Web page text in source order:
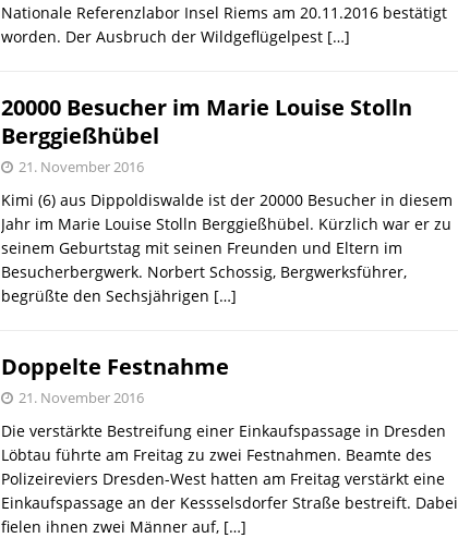
Nationale Referenzlabor Insel Riems am 20.11.2016 bestätigt
worden. Der Ausbruch der Wildgeflügelpest […]
20000 Besucher im Marie Louise Stolln
Berggießhübel
21. November 2016
Kimi (6) aus Dippoldiswalde ist der 20000 Besucher in diesem
Jahr im Marie Louise Stolln Berggießhübel. Kürzlich war er zu
seinem Geburtstag mit seinen Freunden und Eltern im
Besucherbergwerk. Norbert Schossig, Bergwerksführer,
begrüßte den Sechsjährigen […]
Doppelte Festnahme
21. November 2016
Die verstärkte Bestreifung einer Einkaufspassage in Dresden
Löbtau führte am Freitag zu zwei Festnahmen. Beamte des
Polizeireviers Dresden-West hatten am Freitag verstärkt eine
Einkaufspassage an der Kessselsdorfer Straße bestreift. Dabei
fielen ihnen zwei Männer auf, […]